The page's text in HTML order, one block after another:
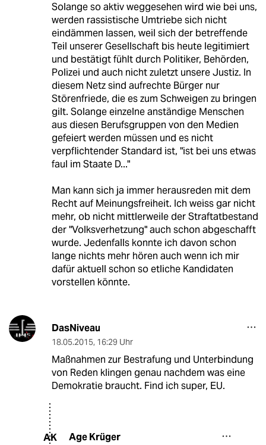
Solange so aktiv weggesehen wird wie bei uns,
werden rassistische Umtriebe sich nicht
eindämmen lassen, weil sich der betreffende
Teil unserer Gesellschaft bis heute legitimiert
und bestätigt fühlt durch Politiker, Behörden,
Polizei und auch nicht zuletzt unsere Justiz. In
diesem Netz sind aufrechte Bürger nur
Störenfriede, die es zum Schweigen zu bringen
gilt. Solange einzelne anständige Menschen
aus diesen Berufsgruppen von den Medien
gefeiert werden müssen und es nicht
verpflichtender Standard ist, "ist bei uns etwas
faul im Staate D..."
Man kann sich ja immer herausreden mit dem
Recht auf Meinungsfreiheit. Ich weiss gar nicht
mehr, ob nicht mittlerweile der Straftatbestand
der "Volksverhetzung" auch schon abgeschafft
wurde. Jedenfalls konnte ich davon schon
lange nichts mehr hören auch wenn ich mir
dafür aktuell schon so etliche Kandidaten
vorstellen könnte.
DasNiveau
18.05.2015, 16:29 Uhr
Maßnahmen zur Bestrafung und Unterbindung
von Reden klingen genau nachdem was eine
Demokratie braucht. Find ich super, EU.
AK Age Krüger